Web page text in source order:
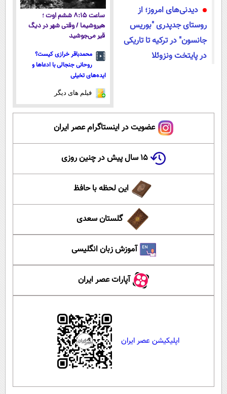
دیدنی‌های امروز؛ از
روستای جدپدری "بوریس‌
جانسون" در ترکیه تا تاریکی
در پایتخت ونزوئلا
ساعت ۸:۱۵ ششم اوت ؛
هیروشیما / وقتی شهر در دیگ
قیر می‌جوشید
محمدباقر خرازی کیست؟
روحانی جنجالی با ادعاها و
ایده‌های تخیلی
فیلم های دیگر
عضویت در اینستاگرام عصر ایران
۱۵ سال پیش در چنین روزی
این لحظه با حافظ
گلستان سعدی
آموزش زبان انگلیسی
آپارات عصر ایران
اپلیکیشن عصر ایران